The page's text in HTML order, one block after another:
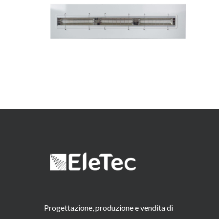
Progettazione, produzione e vendita di